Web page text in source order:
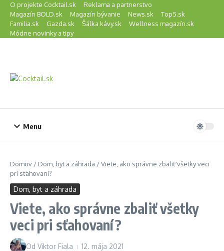
Preskočiť na obsah
O projekte Cocktail.sk
Reklama a partnerstvo
Magazín BOLD.sk
Magazín bývanie News.sk
Top5.sk
Familia.sk
Gazda.sk Šálka kávy.sk
Wellness magazín.sk
Módne novinky a tipy
Menu
Domov / Dom, byt a záhrada /Viete, ako správne zbaliť všetky veci
pri sťahovaní?
Dom, byt a záhrada
Viete, ako správne zbaliť všetky
veci pri sťahovaní?
Od Viktor Fiala 12. mája 2021